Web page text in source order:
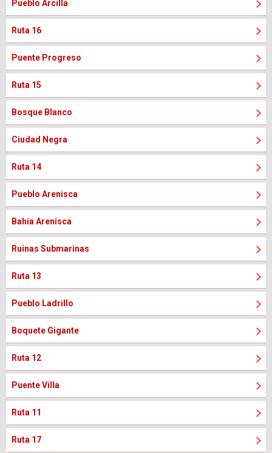
Pueblo Arcilla
Ruta 16
Puente Progreso
Ruta 15
Bosque Blanco
Ciudad Negra
Ruta 14
Pueblo Arenisca
Bahia Arenisca
Ruinas Submarinas
Ruta 13
Pueblo Ladrillo
Boquete Gigante
Ruta 12
Puente Villa
Ruta 11
Ruta 17